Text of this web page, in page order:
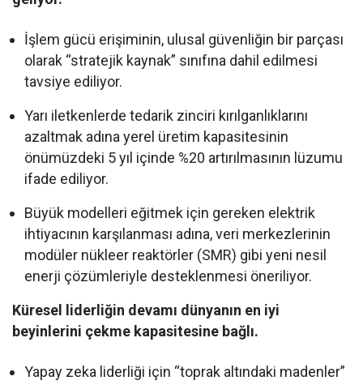
İşlem gücü erişiminin, ulusal güvenliğin bir parçası
olarak “stratejik kaynak” sınıfına dahil edilmesi
tavsiye ediliyor.
Yarı iletkenlerde tedarik zinciri kırılganlıklarını
azaltmak adına yerel üretim kapasitesinin
önümüzdeki 5 yıl içinde %20 artırılmasının lüzumu
ifade ediliyor.
Büyük modelleri eğitmek için gereken elektrik
ihtiyacının karşılanması adına, veri merkezlerinin
modüler nükleer reaktörler (SMR) gibi yeni nesil
enerji çözümleriyle desteklenmesi öneriliyor.
Küresel liderliğin devamı dünyanın en iyi
beyinlerini çekme kapasitesine bağlı.
Yapay zeka liderliği için “toprak altındaki madenler”